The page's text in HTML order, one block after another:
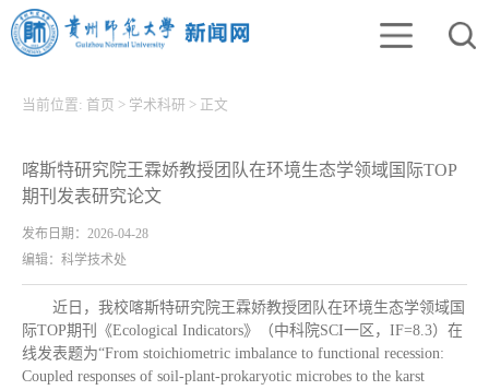
当前位置: 首页 > 学术科研 > 正文
喀斯特研究院王霖娇教授团队在环境生态学领域国际TOP
期刊发表研究论文
发布日期：2026-04-28
编辑：科学技术处
近日，我校喀斯特研究院王霖娇教授团队在环境生态学领域国
际TOP期刊《Ecological Indicators》（中科院SCI一区，IF=8.3）在
线发表题为“From stoichiometric imbalance to functional recession:
Coupled responses of soil-plant-prokaryotic microbes to the karst